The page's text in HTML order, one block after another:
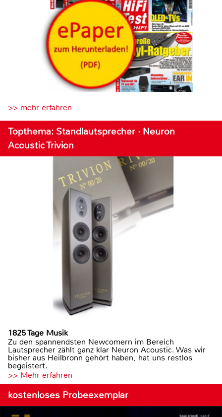
>> mehr erfahren
Topthema: Standlautsprecher · Neuron
Acoustic Trivion
1825 Tage Musik
Zu den spannendsten Newcomern im Bereich
Lautsprecher zählt ganz klar Neuron Acoustic. Was wir
bisher aus Heilbronn gehört haben, hat uns restlos
begeistert.
>> Mehr erfahren
kostenloses Probeexemplar